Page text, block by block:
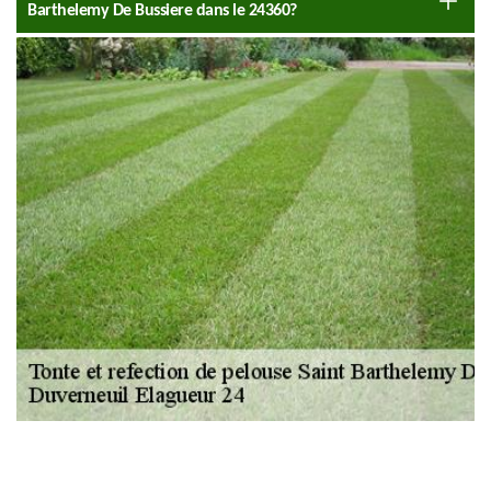
Barthelemy De Bussiere dans le 24360?